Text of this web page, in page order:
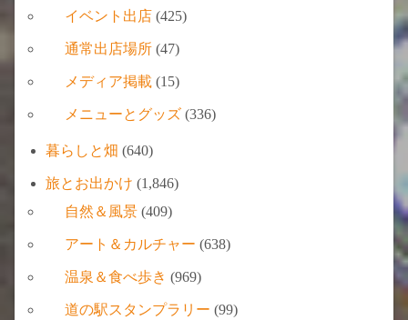
イベント出店 (425)
通常出店場所 (47)
メディア掲載 (15)
メニューとグッズ (336)
暮らしと畑 (640)
旅とお出かけ (1,846)
自然＆風景 (409)
アート＆カルチャー (638)
温泉＆食べ歩き (969)
道の駅スタンプラリー (99)